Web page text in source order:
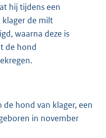
hij tijdens een
klager de milt
waarna deze is
de hond
de hond van klager, een
in november